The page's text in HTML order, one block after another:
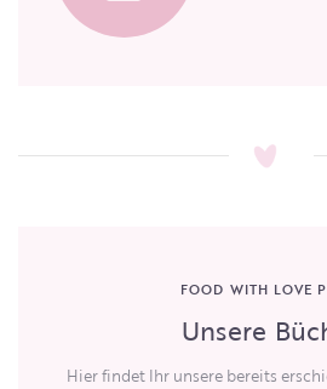
FOOD WITH LOVE
Unsere
Hier findet Ihr unsere bereits